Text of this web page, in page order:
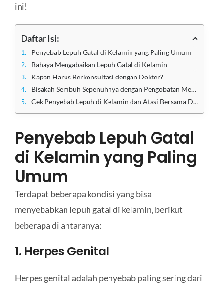
ini!
Daftar Isi:
Penyebab Lepuh Gatal di Kelamin yang Paling Umum
Bahaya Mengabaikan Lepuh Gatal di Kelamin
Kapan Harus Berkonsultasi dengan Dokter?
Bisakah Sembuh Sepenuhnya dengan Pengobatan Medis?
Cek Penyebab Lepuh di Kelamin dan Atasi Bersama Dokter Klinik Utama Sentosa
Penyebab Lepuh Gatal
di Kelamin yang Paling
Umum
Terdapat beberapa kondisi yang bisa
menyebabkan lepuh gatal di kelamin, berikut
beberapa di antaranya:
1. Herpes Genital
Herpes genital adalah penyebab paling sering dari